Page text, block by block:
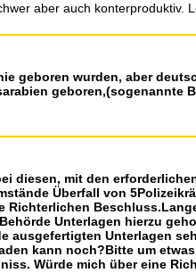
aber auch konterproduktiv.
geboren wurden, aber
geboren,(sogenannte
diesen, mit den
Überfall von
Unterlagen hierzu
Unterlagen
kann noch?Bitte um
Würde mich über eine